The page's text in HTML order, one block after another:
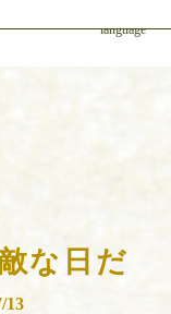
language
な日だ
13